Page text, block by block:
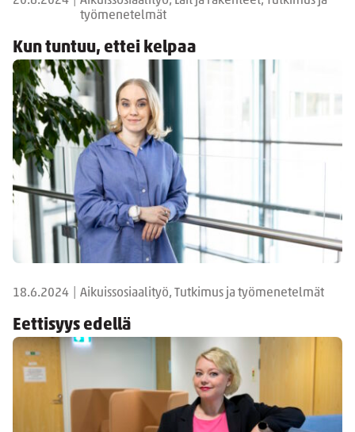
työmenetelmät
Kun tuntuu, ettei kelpaa
18.6.2024 Aikuissosiaalityö, Tutkimus ja työmenetelmät
Eettisyys edellä